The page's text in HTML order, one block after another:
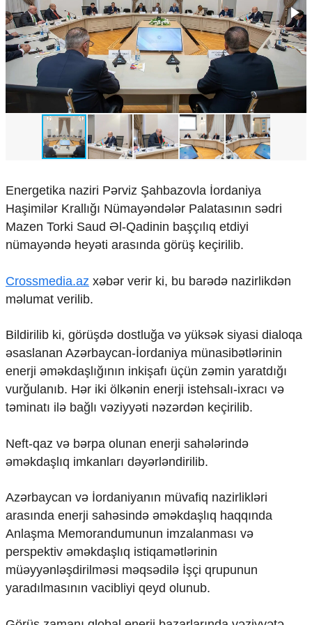
Çarpaz baxış
Təhlil
Siyasi
Geosiyasi
İqtisadi
Sosioloji
Araşdırma
Multimedia
Foto
İnfoqrafika
Podcast
Humanitar
Mədəniyyət
Diaspor
Yüksəliş hekayəsi
Zəfər Diasporu
Səhiyyə
Ailə və uşaq
Turizm
İqtisadiyyat
Energetika
Neft-qaz
Kənd təsərrüfatı
Hərbi sənaye
Telekommunikasiya və nəqliyyat
COP29
Cəmiyyət
Crossmedia.az - 1 yaş
Energetika naziri Pərviz Şahbazovla İordaniya
Haşimilər Krallığı Nümayəndələr Palatasının sədri
Mazen Torki Saud Əl-Qadinin başçılıq etdiyi
nümayəndə heyəti arasında görüş keçirilib.
Crossmedia.az xəbər verir ki, bu barədə nazirlikdən
məlumat verilib.
Bildirilib ki, görüşdə dostluğa və yüksək siyasi dialoqa
əsaslanan Azərbaycan-İordaniya münasibətlərinin
enerji əməkdaşlığının inkişafı üçün zəmin yaratdığı
vurğulanıb. Hər iki ölkənin enerji istehsalı-ixracı və
təminatı ilə bağlı vəziyyəti nəzərdən keçirilib.
Neft-qaz və bərpa olunan enerji sahələrində
əməkdaşlıq imkanları dəyərləndirilib.
Azərbaycan və İordaniyanın müvafiq nazirlikləri
arasında enerji sahəsində əməkdaşlıq haqqında
Anlaşma Memorandumunun imzalanması və
perspektiv əməkdaşlıq istiqamətlərinin
müəyyənləşdirilməsi məqsədilə İşçi qrupunun
yaradılmasının vacibliyi qeyd olunub.